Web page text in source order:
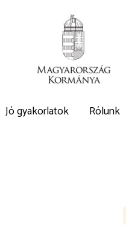
Jó gyakorlatok Rólunk